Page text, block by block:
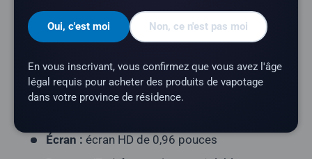
Contenance en e-liquide :20 ml
Teneur en nicotine :20 mg/ml
Profil aromatique :fleur de sureau, floral
Résistance de la résistance :
Écran : écran HD de 0,96 pouces
Oui, c'est moi Non, ce n'est pas moi
En vous inscrivant, vous confirmez que vous avez l'âge
légal requis pour acheter des produits de vapotage
dans votre province de résidence.